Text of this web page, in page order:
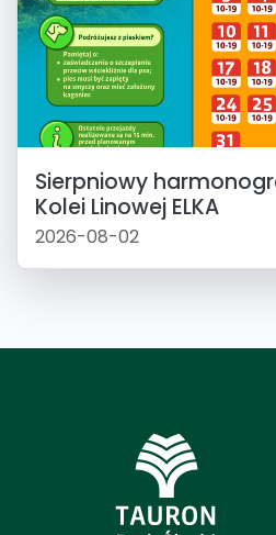
Sierpniowy
Kolei Linowej ELKA
2026-08-02